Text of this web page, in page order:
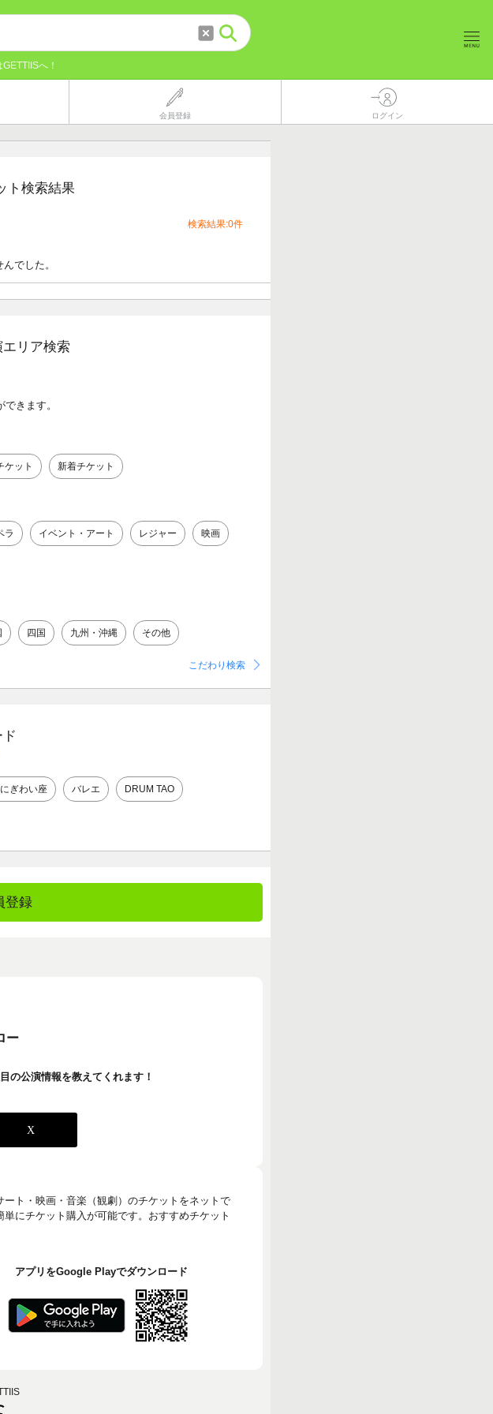
へ！
会員登録 ログイン
ト検索結果
検索結果:0件
でした。
リア検索
きます。
ケット 新着チケット
ラ イベント・アート レジャー 映画
四国 九州・沖縄 その他
こだわり検索
ぎわい座 バレエ DRUM TAO
登録
ー
の公演情報を教えてくれます！
ト・映画・音楽（観劇）のチケットをネットで
にチケット購入が可能です。おすすめチケット
アプリをGoogle Playでダウンロード